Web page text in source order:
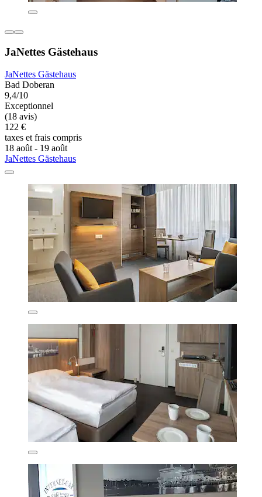
JaNettes Gästehaus
JaNettes Gästehaus
Bad Doberan
9,4/10
Exceptionnel
(18 avis)
122 €
taxes et frais compris
18 août - 19 août
JaNettes Gästehaus